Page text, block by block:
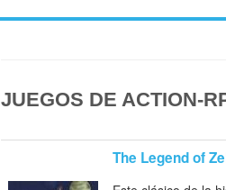
JUEGOS DE ACTION-
The Legend of